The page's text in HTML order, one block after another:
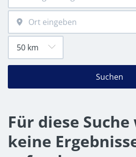
Suchen
Für diese
keine